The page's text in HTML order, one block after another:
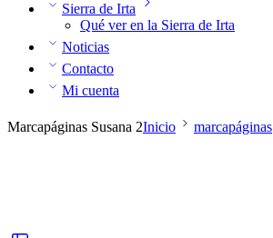
Sierra de Irta
Qué ver en la Sierra de Irta
Noticias
Contacto
Mi cuenta
Marcapáginas Susana 2Inicio marcapáginas